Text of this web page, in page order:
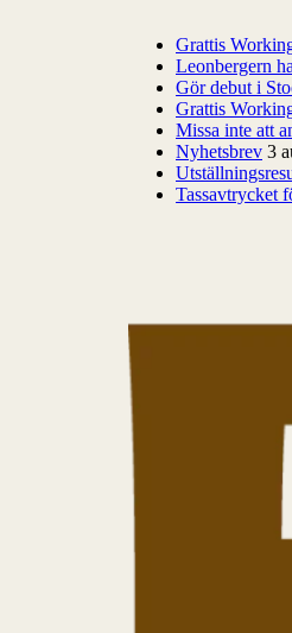
Grattis
Leonbergern
Gör debut i
Grattis
Missa inte att
Nyhetsbrev 3
Tassavtrycket